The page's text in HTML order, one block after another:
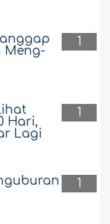
1
Meng-
1
Hari,
Lagi
1